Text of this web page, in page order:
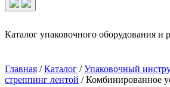
Каталог упаковочного оборудования и
Главная / Каталог / Упаковочный
стреппинг лентой / Комбинированное